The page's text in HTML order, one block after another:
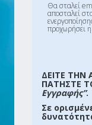
Θα σταλεί
αποσταλεί
προχωρήσει η
ΔΕΙΤΕ ΤΗΝ
ΠΑΤΗΣΤΕ
Εγγραφής”.
Σε